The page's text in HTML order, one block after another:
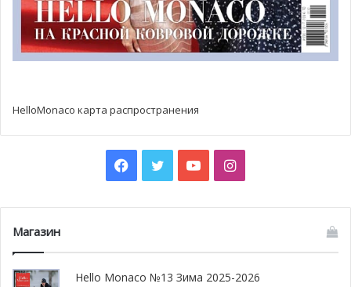
Несомненно, юный гонщик имел все шансы стать
лидером этого заезда, если бы не технические
неполадки, с чем согласились и фаны, проголосовавшие
Мы верим в гениальный потенциал юного пилота и
держим кулачки за его успех в следующих гонках Гран-
при в Китае, 12 и 14 апреля 2019 года. После заезда
очки для команды, заняв 3-ю позицию на подиуме.
“Мы вернемся еще сильнее!” – сказал Леклер. И мы в
HelloMonaco карта распространения
Facebook
TwitterYouTubeInstagram
Магазин
Hello Monaco №13 Зима 2025-2026